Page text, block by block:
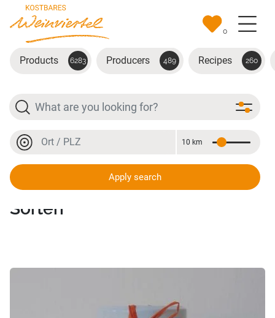
Skip to main content
0
Products 6283 Producers 489 Recipes 260
Search
Location or postal code
Distance
10 km
Apply search
Fruchtaufstriche diverse
Sorten